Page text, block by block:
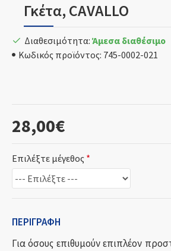
Γκέτα, CAVALLO
28,00€
Διαθεσιμότητα: Άμεσα διαθέσιμο
Κωδικός προϊόντος: 745-0002-021
Επιλέξτε μέγεθος
ΠΕΡΙΓΡΑΦΉ
Για όσους επιθυμούν επιπλέον